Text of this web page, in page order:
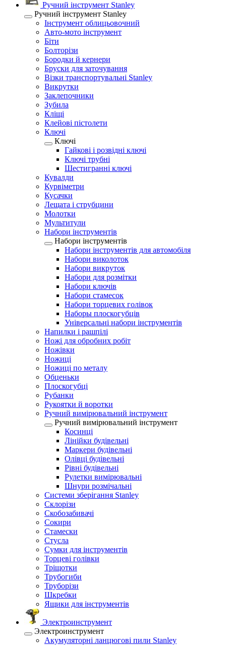
Ручний інструмент Stanley
Ручний інструмент Stanley
Інструмент облицьовочний
Авто-мото інструмент
Біти
Болторізи
Бородки й кернери
Бруски для заточування
Візки транспортувальні Stanley
Викрутки
Заклепочники
Зубила
Кліщі
Клейові пістолети
Ключі
Ключі
Гайкові і розвідні ключі
Ключі трубні
Шестигранні ключі
Кувалди
Курвіметри
Кусачки
Лещата і струбцини
Молотки
Мультитули
Набори інструментів
Набори інструментів
Набори інструментів для автомобіля
Набори виколоток
Набори викруток
Набори для розмітки
Набори ключів
Набори стамесок
Набори торцевих голівок
Наборы плоскогубців
Універсальні набори інструментів
Напилки і рашпілі
Ножі для обробних робіт
Ножівки
Ножиці
Ножиці по металу
Обценьки
Плоскогубці
Рубанки
Рукоятки й воротки
Ручний вимірювальний інструмент
Ручний вимірювальний інструмент
Косинці
Лінійки будівельні
Маркери будівельні
Олівці будівельні
Рівні будівельні
Рулетки вимірювальні
Шнури розмічальні
Системи зберігання Stanley
Склорізи
Скобозабивачі
Сокири
Стамески
Стусла
Сумки для інструментів
Торцеві голівки
Тріщотки
Трубогиби
Труборізи
Шкребки
Ящики для інструментів
Электроинструмент
Электроинструмент
Акумуляторні ланцюгові пили Stanley